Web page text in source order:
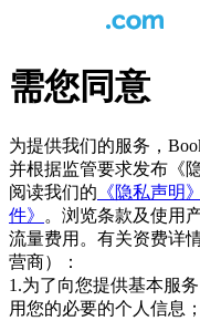
需您同意
为提供我们的服务，
并根据监管要求发布《
阅读我们的 《隐私声明》
件》
。浏览条款及使用
流量费用。有关资费详
营商）：
1.为了向您提供基本服
用您的必要的个人信息；